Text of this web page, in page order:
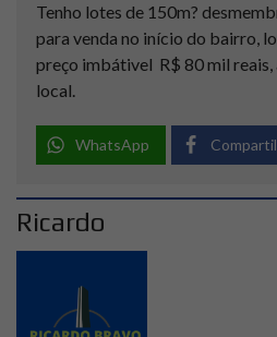
Tenho lotes de 150m?
para venda no início do bairro,
preço imbátivel R$ 80 mil reais,
local.
WhatsApp
Ricardo